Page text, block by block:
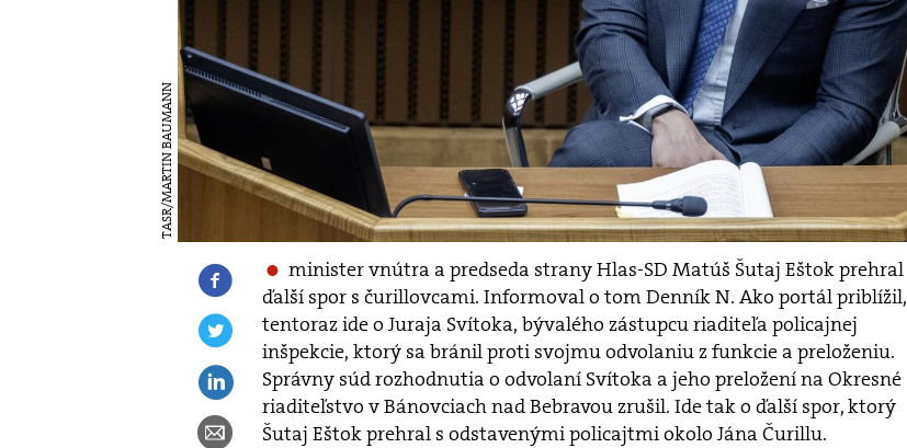
TASR/MARTIN BAUMANN
minister vnútra a predseda strany Hlas-SD Matúš Šutaj Eštok prehral
ďalší spor s čurillovcami. Informoval o tom Denník N. Ako portál priblížil,
tentoraz ide o Juraja Svítoka, bývalého zástupcu riaditeľa policajnej
inšpekcie, ktorý sa bránil proti svojmu odvolaniu z funkcie a preloženiu.
Správny súd rozhodnutia o odvolaní Svítoka a jeho preložení na Okresné
riaditeľstvo v Bánovciach nad Bebravou zrušil. Ide tak o ďalší spor, ktorý
Šutaj Eštok prehral s odstavenými policajtmi okolo Jána Čurillu.